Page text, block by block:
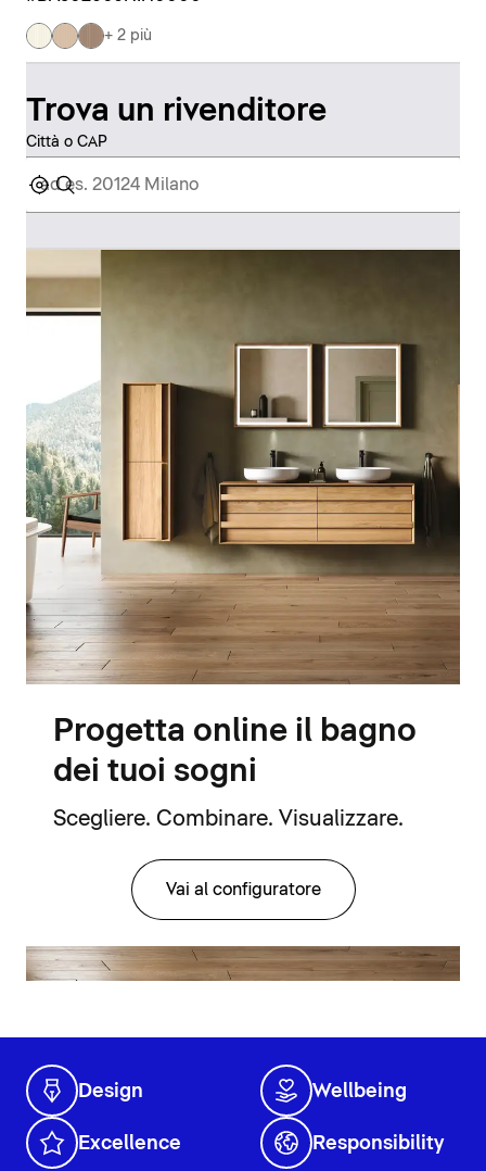
+ 2 più
Trova un rivenditore
Città o CAP
Progetta online il bagno
dei tuoi sogni
Scegliere. Combinare. Visualizzare.
Vai al configuratore
Design Wellbeing
Excellence Responsibility